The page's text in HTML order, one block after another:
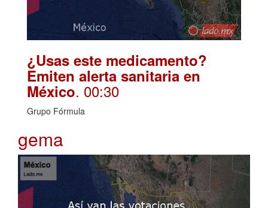
¿Usas este medicamento?
Emiten alerta sanitaria en
México. 00:30
Grupo Fórmula
gema